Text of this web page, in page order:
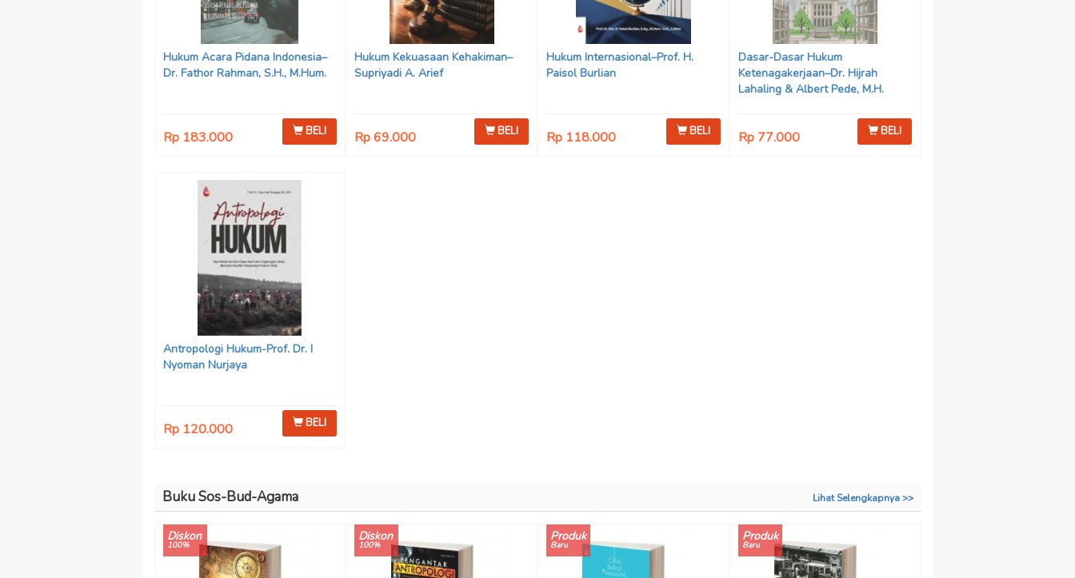
Hukum Acara Pidana Indonesia–
Dr. Fathor Rahman, S.H., M.Hum.
Rp 183.000 BELI
Hukum Kekuasaan Kehakiman–
Supriyadi A. Arief
Rp 69.000 BELI
Hukum Internasional–Prof. H.
Paisol Burlian
Rp 118.000 BELI
Dasar-Dasar Hukum
Ketenagakerjaan–Dr. Hijrah
Lahaling & Albert Pede, M.H.
Rp 77.000 BELI
Antropologi Hukum-Prof. Dr. I
Nyoman Nurjaya
Rp 120.000 BELI
Buku Sos-Bud-Agama Lihat Selengkapnya >>
Diskon
100%
Diskon
100%
Produk
Baru
Produk
Baru